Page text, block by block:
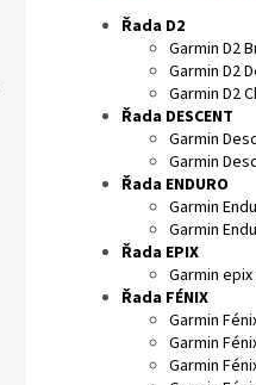
Řada D2
Garmin D2
Garmin D2
Garmin D2
Řada DESCENT
Garmin
Garmin
Řada ENDURO
Garmin
Garmin
Řada EPIX
Garmin epix
Řada FÉNIX
Garmin
Garmin
Garmin